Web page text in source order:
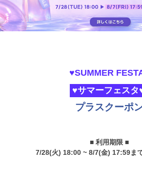
♥SUMMER
♥サマーフェスタ
プラスクーポ
■ 利用期限 ■
7/28(火) 18:00 ~ 8/7(金) 17:59ま